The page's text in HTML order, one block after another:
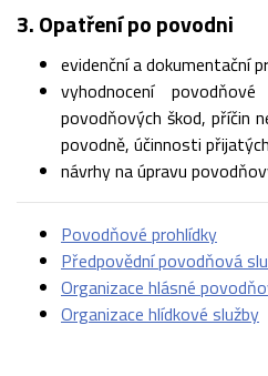
3. Opatření po povodni
evidenční a dokumentační
vyhodnocení
povodňových škod, příčin
povodně, účinnosti
návrhy na úpravu
Povodňové prohlídky
Předpovědní povodňová
Organizace hlásné
Organizace hlídkové služby